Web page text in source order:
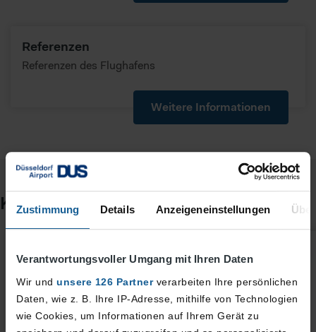
Zustimmung Details Anzeigeneinstellungen
Verantwortungsvoller Umgang mit Ihren Daten
Wir und unsere 126 Partnerverarbeiten Ihre persönlichen
Daten, wie z. B. Ihre IP-Adresse, mithilfe von Technologien
wie Cookies, um Informationen auf Ihrem Gerät zu
Referenzen
Referenzen des Flughafens
Weitere Informationen
Kontakt